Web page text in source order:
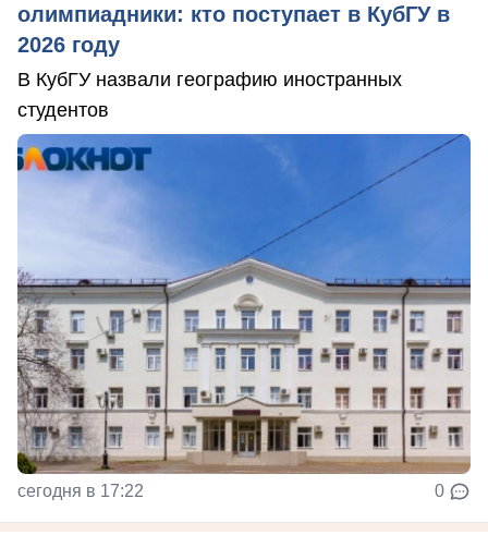
олимпиадники: кто поступает в КубГУ в
2026 году
В КубГУ назвали географию иностранных
студентов
сегодня в 17:22 0